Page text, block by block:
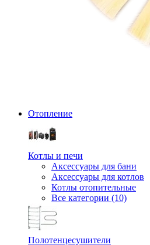
Отопление
Котлы и печи
Аксессуары для бани
Аксессуары для котлов
Котлы отопительные
Все категории (10)
Полотенцесушители